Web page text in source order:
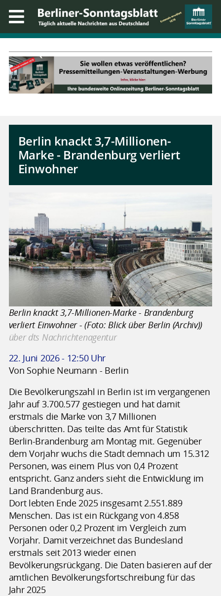
Berlin knackt 3,7-Millionen-
Marke - Brandenburg verliert
Einwohner
Berlin knackt 3,7-Millionen-Marke - Brandenburg
verliert Einwohner - (Foto: Blick über Berlin (Archiv))
über dts Nachrichtenagentur
22. Juni 2026 - 12:50 Uhr
Von Sophie Neumann - Berlin
Die Bevölkerungszahl in Berlin ist im vergangenen
Jahr auf 3.700.577 gestiegen und hat damit
erstmals die Marke von 3,7 Millionen
überschritten. Das teilte das Amt für Statistik
Berlin-Brandenburg am Montag mit. Gegenüber
dem Vorjahr wuchs die Stadt demnach um 15.312
Personen, was einem Plus von 0,4 Prozent
entspricht. Ganz anders sieht die Entwicklung im
Land Brandenburg aus.
Dort lebten Ende 2025 insgesamt 2.551.889
Menschen. Das ist ein Rückgang von 4.858
Personen oder 0,2 Prozent im Vergleich zum
Vorjahr. Damit verzeichnet das Bundesland
erstmals seit 2013 wieder einen
Bevölkerungsrückgang. Die Daten basieren auf der
amtlichen Bevölkerungsfortschreibung für das
Jahr 2025